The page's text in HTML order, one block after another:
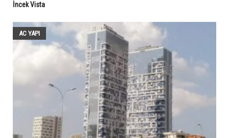
İncek Vista
AC YAPI